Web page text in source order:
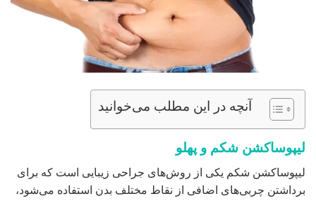
آنچه در این مطلب می‌خوانید
لیپوساکشن شکم و پهلو
لیپوساکشن شکم یکی از روش‌های جراحی زیبایی است که برای
برداشتن چربی‌های اضافی از نقاط مختلف بدن استفاده می‌شود،